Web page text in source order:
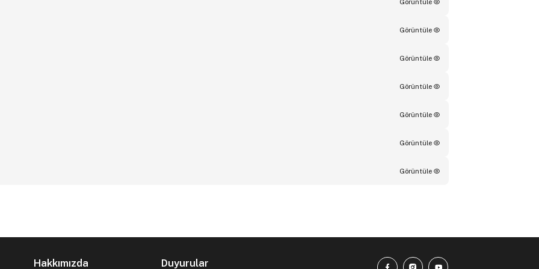
Görüntüle
Görüntüle
Görüntüle
Görüntüle
Görüntüle
Görüntüle
Hakkımızda Duyurular